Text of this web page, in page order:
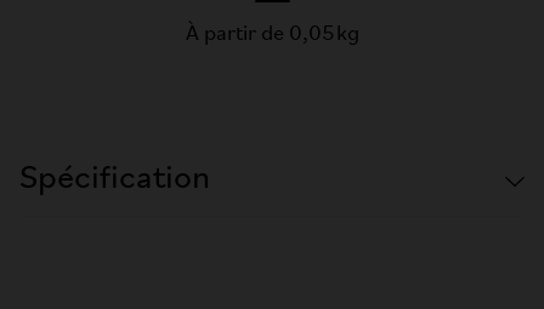
À partir de 0,05 kg
Spécification